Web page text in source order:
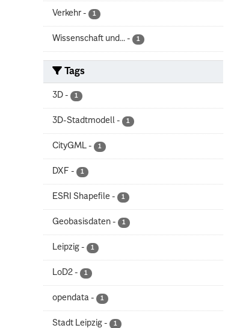
Verkehr - 1
Wissenschaft und... - 1
Tags
3D - 1
3D-Stadtmodell - 1
CityGML - 1
DXF - 1
ESRI Shapefile - 1
Geobasisdaten - 1
Leipzig - 1
LoD2 - 1
opendata - 1
Stadt Leipzig - 1